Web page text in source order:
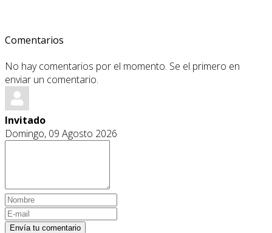
Comentarios
No hay comentarios por el momento. Se el primero en
enviar un comentario.
Invitado
Domingo, 09 Agosto 2026
Envía tu comentario